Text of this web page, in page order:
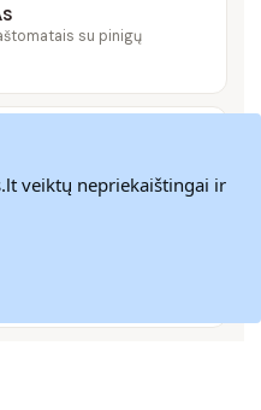
su pinigų
jūsų duomenų
veiktų nepriekaištingai ir